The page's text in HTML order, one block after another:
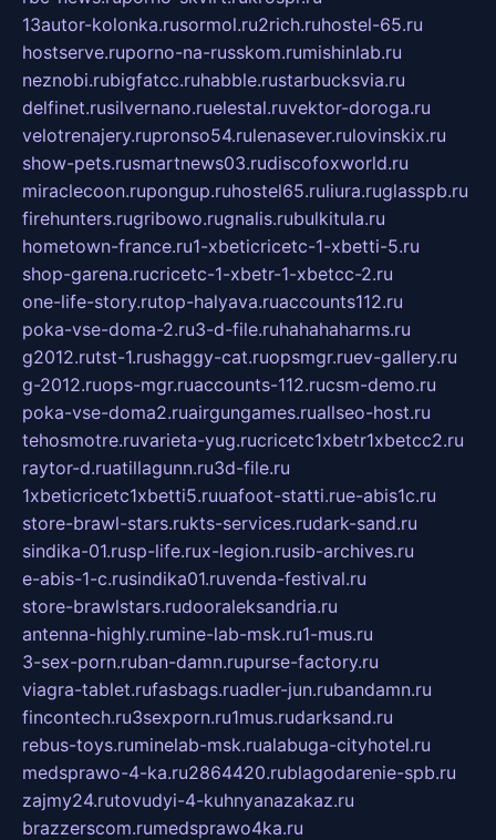
13autor-kolonka.rusormol.ru2rich.ruhostel-65.ru
hostserve.ruporno-na-russkom.rumishinlab.ru
neznobi.rubigfatcc.ruhabble.rustarbucksvia.ru
delfinet.rusilvernano.ruelestal.ruvektor-doroga.ru
velotrenajery.rupronso54.rulenasever.rulovinskix.ru
show-pets.rusmartnews03.rudiscofoxworld.ru
miraclecoon.rupongup.ruhostel65.ruliura.ruglasspb.ru
firehunters.rugribowo.rugnalis.rubulkitula.ru
hometown-france.ru1-xbeticricetc-1-xbetti-5.ru
shop-garena.rucricetc-1-xbetr-1-xbetcc-2.ru
one-life-story.rutop-halyava.ruaccounts112.ru
poka-vse-doma-2.ru3-d-file.ruhahahaharms.ru
g2012.rutst-1.rushaggy-cat.ruopsmgr.ruev-gallery.ru
g-2012.ruops-mgr.ruaccounts-112.rucsm-demo.ru
poka-vse-doma2.ruairgungames.ruallseo-host.ru
tehosmotre.ruvarieta-yug.rucricetc1xbetr1xbetcc2.ru
raytor-d.ruatillagunn.ru3d-file.ru
1xbeticricetc1xbetti5.ruuafoot-statti.rue-abis1c.ru
store-brawl-stars.rukts-services.rudark-sand.ru
sindika-01.rusp-life.rux-legion.rusib-archives.ru
e-abis-1-c.rusindika01.ruvenda-festival.ru
store-brawlstars.rudooraleksandria.ru
antenna-highly.rumine-lab-msk.ru1-mus.ru
3-sex-porn.ruban-damn.rupurse-factory.ru
viagra-tablet.rufasbags.ruadler-jun.rubandamn.ru
fincontech.ru3sexporn.ru1mus.rudarksand.ru
rebus-toys.ruminelab-msk.rualabuga-cityhotel.ru
medsprawo-4-ka.ru2864420.rublagodarenie-spb.ru
zajmy24.rutovudyi-4-kuhnyanazakaz.ru
brazzerscom.rumedsprawo4ka.ru